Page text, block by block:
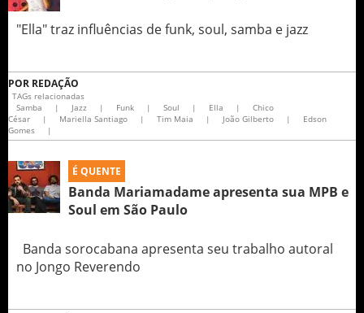
"Ella" traz influências de funk, soul, samba e jazz
POR REDAÇÃO
TAGs relacionadas
Samba
| Jazz | Funk | Soul | Ella |
Chico
César
| Mariella Santiago | Tim Maia | João Gilberto |
Edson
Gomes
|
É QUENTE
Banda Mariamadame apresenta sua MPB e
Soul em São Paulo
Banda sorocabana apresenta seu trabalho autoral
no Jongo Reverendo